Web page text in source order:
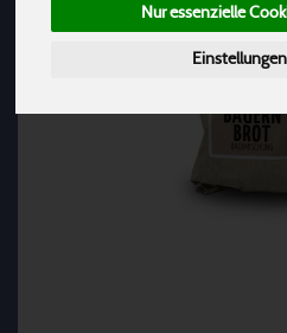
Nur essenzielle